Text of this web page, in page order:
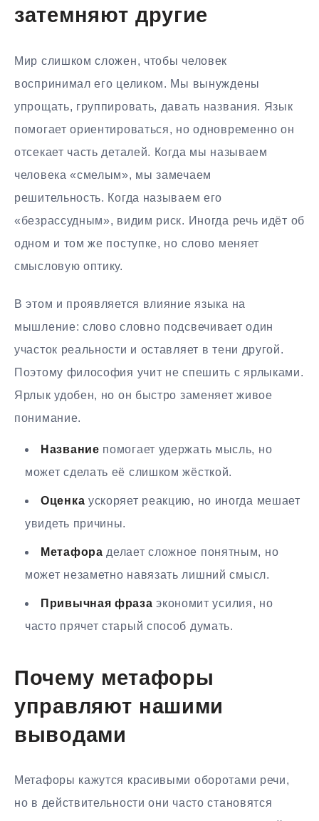
затемняют другие
Мир слишком сложен, чтобы человек
воспринимал его целиком. Мы вынуждены
упрощать, группировать, давать названия. Язык
помогает ориентироваться, но одновременно он
отсекает часть деталей. Когда мы называем
человека «смелым», мы замечаем
решительность. Когда называем его
«безрассудным», видим риск. Иногда речь идёт об
одном и том же поступке, но слово меняет
смысловую оптику.
В этом и проявляется влияние языка на
мышление: слово словно подсвечивает один
участок реальности и оставляет в тени другой.
Поэтому философия учит не спешить с ярлыками.
Ярлык удобен, но он быстро заменяет живое
понимание.
Название помогает удержать мысль, но
может сделать её слишком жёсткой.
Оценка ускоряет реакцию, но иногда мешает
увидеть причины.
Метафора делает сложное понятным, но
может незаметно навязать лишний смысл.
Привычная фраза экономит усилия, но
часто прячет старый способ думать.
Почему метафоры
управляют нашими
выводами
Метафоры кажутся красивыми оборотами речи,
но в действительности они часто становятся